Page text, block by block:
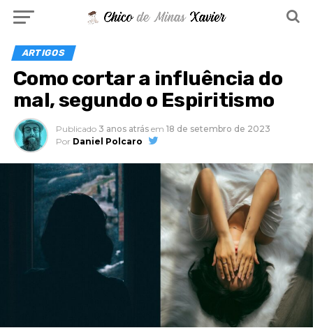
ARTIGOS
Como cortar a influência do
mal, segundo o Espiritismo
Publicado 3 anos atrás em 18 de setembro de 2023
Por Daniel Polcaro